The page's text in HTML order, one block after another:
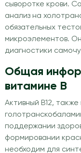
сыворотке крови.
анализ на
обязательных
микроэлементов.
диагностики
Общая
витамине В
Активный В12, также
поддержании
формировании
необходим для